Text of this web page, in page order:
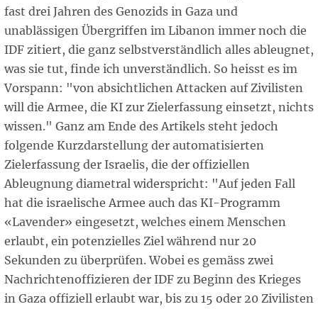
fast drei Jahren des Genozids in Gaza und
unablässigen Übergriffen im Libanon immer noch die
IDF zitiert, die ganz selbstverständlich alles ableugnet,
was sie tut, finde ich unverständlich. So heisst es im
Vorspann: "von absichtlichen Attacken auf Zivilisten
will die Armee, die KI zur Zielerfassung einsetzt, nichts
wissen." Ganz am Ende des Artikels steht jedoch
folgende Kurzdarstellung der automatisierten
Zielerfassung der Israelis, die der offiziellen
Ableugnung diametral widerspricht: "Auf jeden Fall
hat die israelische Armee auch das KI-Programm
«Lavender» eingesetzt, welches einem Menschen
erlaubt, ein potenzielles Ziel während nur 20
Sekunden zu überprüfen. Wobei es gemäss zwei
Nachrichtenoffizieren der IDF zu Beginn des Krieges
in Gaza offiziell erlaubt war, bis zu 15 oder 20 Zivilisten